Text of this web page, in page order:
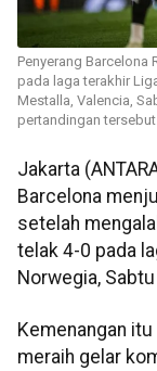
Penyerang
pada laga terakhir
Mestalla, Valencia,
pertandingan
Jakarta
Barcelona
setelah
telak 4-0 pada
Norwegia,
Kemenangan
meraih gelar